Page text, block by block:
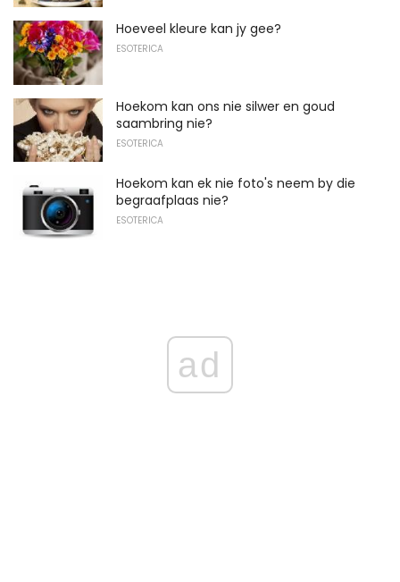
Hoeveel kleure kan jy gee?
ESOTERICA
Hoekom kan ons nie silwer en goud
saambring nie?
ESOTERICA
Hoekom kan ek nie foto's neem by die
begraafplaas nie?
ESOTERICA
ad